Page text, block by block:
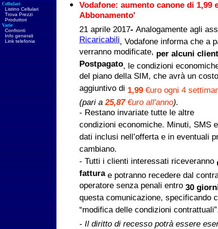
Cellulari
Listino Cellulari
Trova Prezzi
Produttori
Varie
Confronti
Info generali
Link telefonia
Vodafone: aumento canone di 1,99
Abbonamento'
21 aprile 2017- Analogamente agli
Ricaricabili, Vodafone informa che a
verranno modificate, per alcuni
Postpagato, le condizioni
del piano della SIM, che avrà un costo
aggiuntivo di 1,99 €uro ogni 4
(pari a25,87€uro all'anno).
- Restano invariate tutte le altre
condizioni economiche. Minuti, SMS e
dati inclusi nell’offerta e in eventuali
cambiano.
- Tutti i clienti interessati riceveranno
fatturae potranno recedere dal
operatore senza penali entro 30
questa comunicazione, specificando
“modifica delle condizioni
- Il diritto di recesso potrà essere